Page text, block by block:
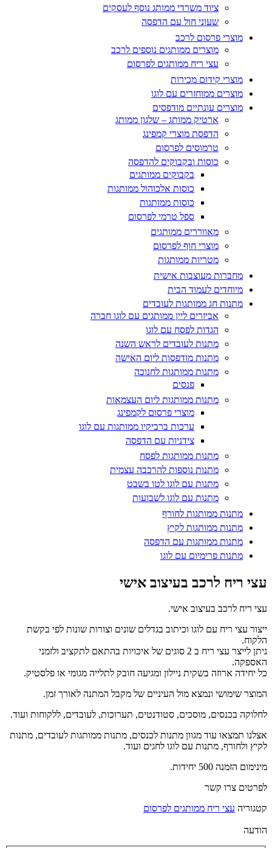
ציוד משרדי ממותג נוסף לעסקים
שעוני חול עם הדפסה
מוצרי פרסום לרכב
מוצרים ממותגים נוספים לרכב
עצי ריח ממותגים לפרסום
מוצרי קידום מכירות
מוצרים ממוחזרים עם לוגו
מוצרים עונתיים מודפסים
ארטיק ממותג – שלגון ממותג
הדפסת מוצרי קמפינג
טרמוסים לפרסום
כוסות ובקבוקים להדפסה
בקבוקים ממותגים
כוסות אלכוהול ממותגות
כוסות ממותגות
ספל טרמי לפרסום
מאווררים ממותגים
מוצרי חוף לפרסום
מטריות ממותגות
מחברות מעוצבות אישית
מיוחדים לעמוד הבית
מתנות חג ממותגות לעובדים
אביזרים ליין ממותגים עם לוגו חברה
הגדות לפסח עם לוגו
מתנות לעובדים לראש השנה
מתנות מודפסות ליום האישה
מתנות ממותגות לחנוכה
פנסים
מתנות ממותגות ליום העצמאות
מוצרי פרסום לקמפינג
ערכות ברביקיו ממותגות עם לוגו
צידניות עם הדפסה
מתנות ממותגות לפסח
מתנות נוספות להרכבה עצמית
מתנות עם לוגו לטו בשבט
מתנות עם לוגו לשבועות
מתנות ממותגות לחורף
מתנות ממותגות לקיץ
מתנות ממותגות עם הדפסה
מתנות פרימיום עם לוגו
עצי ריח לרכב בעיצוב אישי
עצי ריח לרכב בעיצוב אישי.
ייצור עצי ריח עם לוגו וכיתוב בגדלים שונים וצורות שונות לפי בקשת
הלקוח.
ניתן לייצר עצי ריח ב 2 סוגים של איכויות בהתאם לתקציב ולזמני
האספקה.
כל יחידה ארוזה בשקית ניילון ומגיעה חובק לתלייה מגומי או פלסטיק.
המוצר שימושי ונמצא מול העיניים של מקבל המתנה לאורך זמן.
לחלוקה בכנסים, מוסכים, סטודנטים, תערוכות, לעובדים, ללקוחות ועוד.
אצלנו תמצאו עוד מגוון מתנות לכנסים, מתנות ממותגות לעובדים, מתנות
לקיץ ולחורף, מתנות עם לוגו לחגים ועוד.
מינימום הזמנה 500 יחידות.
לפרטים צרו קשר
קטגוריה עצי ריח ממותגים לפרסום
הודעה